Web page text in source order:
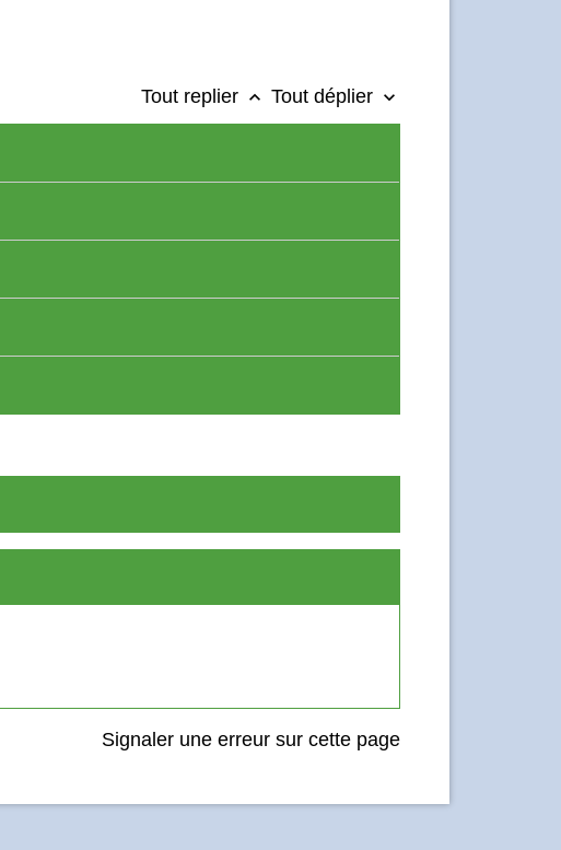
Tout replier keyboard_arrow_up Tout déplier keyboard_arrow_down
Signaler une erreur sur cette page